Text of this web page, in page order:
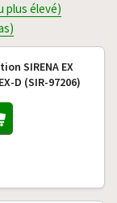
plus élevé)
SIRENA EX
D (SIR-97206)